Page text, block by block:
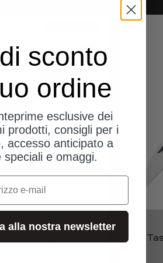
OTTER
sconto
ordine
esclusive dei
prodotti, consigli per i
accesso anticipato a
speciali e omaggi.
alla nostra newsletter